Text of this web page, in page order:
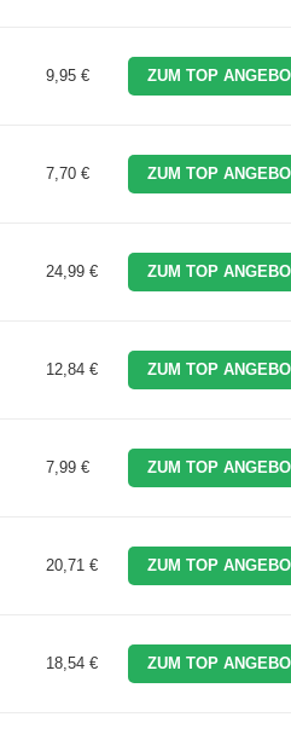
9,95 € ZUM TOP
7,70 € ZUM TOP
24,99 € ZUM TOP
12,84 € ZUM TOP
7,99 € ZUM TOP
20,71 € ZUM TOP
18,54 € ZUM TOP